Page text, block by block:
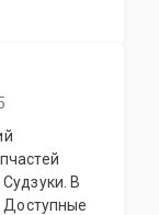
В
Доступные